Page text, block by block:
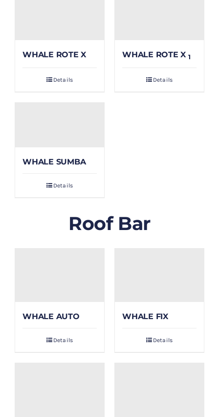
WHALE ROTE X
Details
WHALE ROTE X 1
Details
WHALE SUMBA
Details
Roof Bar
WHALE AUTO
Details
WHALE FIX
Details